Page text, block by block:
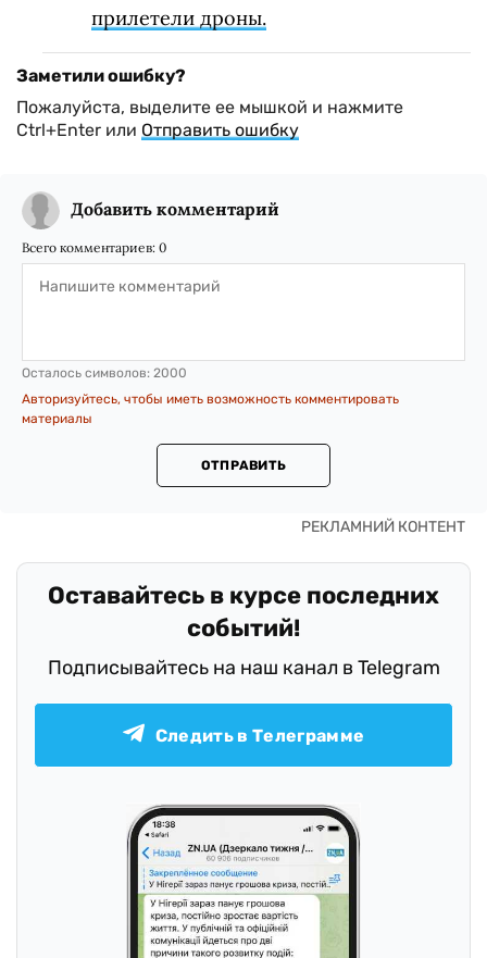
прилетели дроны.
Заметили ошибку?
Пожалуйста, выделите ее мышкой и нажмите
Ctrl+Enter или Отправить ошибку
Добавить комментарий
Всего комментариев: 0
Осталось символов: 2000
Авторизуйтесь, чтобы иметь возможность комментировать
материалы
ОТПРАВИТЬ
Оставайтесь в курсе последних
событий!
Подписывайтесь на наш канал в Telegram
Следить в Телеграмме